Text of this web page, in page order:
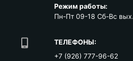
Режим работы:
Пн-Пт 09-18 Сб-Вс вых.
ТЕЛЕФОНЫ:
+7 (926) 777-96-62